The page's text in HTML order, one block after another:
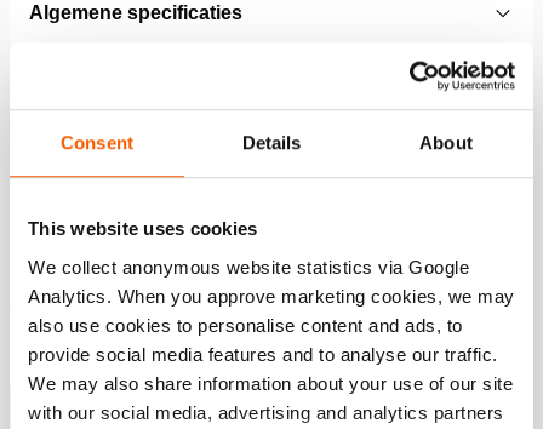
Consent Details About
This website uses cookies
We collect anonymous website statistics via Google
Analytics. When you approve marketing cookies, we may
also use cookies to personalise content and ads, to
provide social media features and to analyse our traffic.
We may also share information about your use of our site
with our social media, advertising and analytics partners
Algemene specificaties
Beveiligd tegen drukval door drukgestuurde
terugslagklep
Exclusief enkel- (M311) of dubbelwerkende (M322 of
M323 bedieningsklep
Meer weergeven